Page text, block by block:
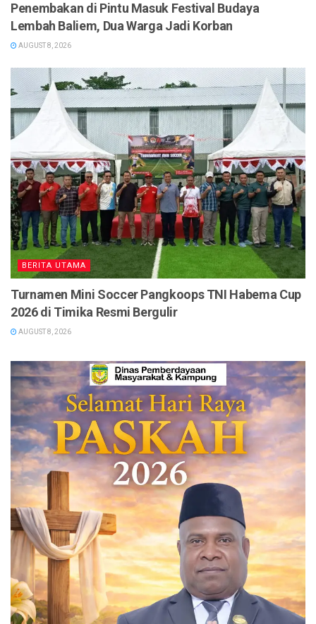
Penembakan di Pintu Masuk Festival Budaya
Lembah Baliem, Dua Warga Jadi Korban
AUGUST 8, 2026
BERITA UTAMA
Turnamen Mini Soccer Pangkoops TNI Habema Cup
2026 di Timika Resmi Bergulir
AUGUST 8, 2026